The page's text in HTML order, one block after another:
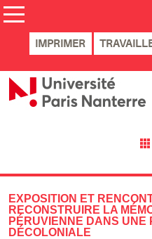
IMPRIMER
EXPOSITION ET
RECONSTRUIRE LA
PÉRUVIENNE DANS UNE
DÉCOLONIALE